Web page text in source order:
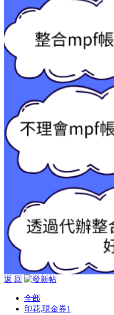
返 回
全部
印花,現金券1